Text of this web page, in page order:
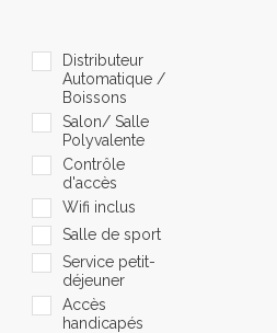
Distributeur
Automatique /
Boissons
Salon/ Salle
Polyvalente
Contrôle
d'accès
Wifi inclus
Salle de sport
Service petit-
déjeuner
Accès
handicapés